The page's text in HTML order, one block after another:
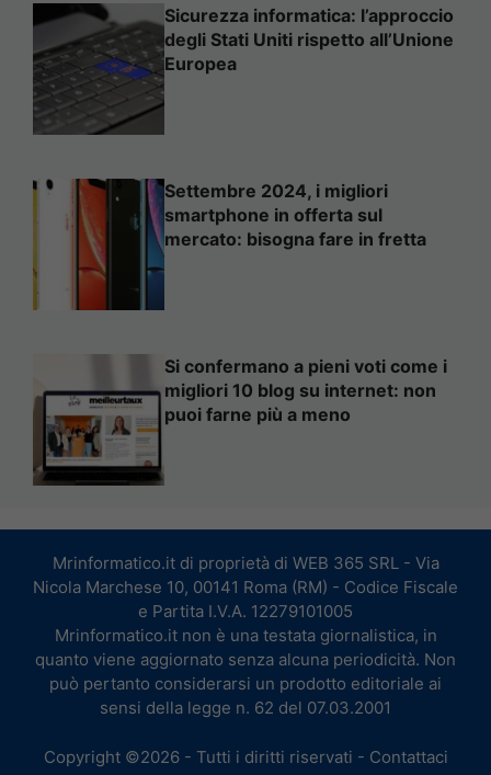
Sicurezza informatica: l’approccio
degli Stati Uniti rispetto all’Unione
Europea
Settembre 2024, i migliori
smartphone in offerta sul
mercato: bisogna fare in fretta
Si confermano a pieni voti come i
migliori 10 blog su internet: non
puoi farne più a meno
Mrinformatico.it di proprietà di WEB 365 SRL - Via
Nicola Marchese 10, 00141 Roma (RM) - Codice Fiscale
e Partita I.V.A. 12279101005
Mrinformatico.it non è una testata giornalistica, in
quanto viene aggiornato senza alcuna periodicità. Non
può pertanto considerarsi un prodotto editoriale ai
sensi della legge n. 62 del 07.03.2001
Copyright ©2026 - Tutti i diritti riservati - Contattaci